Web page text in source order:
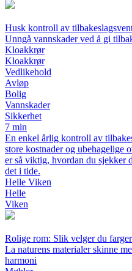
Husk kontroll av
Unngå vannskader ved å gi
Kloakkrør
Kloakkrør
Vedlikehold
Avløp
Bolig
Vannskader
Sikkerhet
7 min
En enkel årlig kontroll av
store kostnader og ubehagelige
er så viktig, hvordan du sjekker
det i tide.
Helle Viken
Helle
Viken
Rolige rom: Slik velger du
La naturens materialer skinne
harmoni